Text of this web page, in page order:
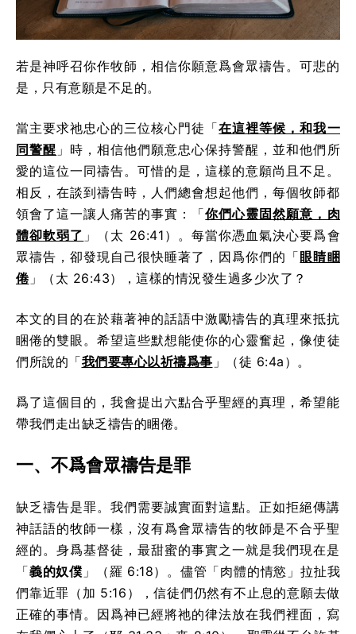
若是神呼召你作牧師，相信你願意爲會眾禱告。可悲的
是，只有意願是不足的。
當主要求祂忠心的三位核心門徒「在這裡等候，和我一
同警醒 」時，相信他們願意忠心保持警醒，並和他們所
愛的這位一同禱告。可惜的是，這樣的意願尚且不足。
相反，在談到禱告時，人們總會想起他們，每個牧師都
領會了這一讓人痛苦的事實：「你們心靈固然願意，肉
體卻軟弱了 」（太 26:41）。每當你憑血氣決心要爲會
眾禱告，卻發現自己很快睡著了，因爲你們的「眼睛睏
倦 」（太 26:43），這樣的情況發生過多少次了？
本文的目的在於藉著神的話語中激勵禱告的真理來抵抗
睏倦的雙眼。希望這些默想能使你的心靈奮起，像使徒
們所說的「我們要專心以祈禱爲事 」（徒 6:4a）。
爲了這個目的，我會提出六點合乎聖經的真理，希望能
帶我們走出缺乏禱告的睏倦。
一、不爲會眾禱告是罪
缺乏禱告是罪。我們需要誠實面對這點。正如拒絕傳講
神話語的牧師一樣，沒有爲會眾禱告的牧師是不合乎聖
經的。身爲基督徒，最甜蜜的事實之一就是我們現在是
「義的奴僕 」（羅 6:18）。儘管「肉體的情慾」拉扯我
們靠近罪（加 5:16），信徒們仍然有不止息的意願去做
正確的事情。因爲神已經將祂的律法放在我們裡面，寫